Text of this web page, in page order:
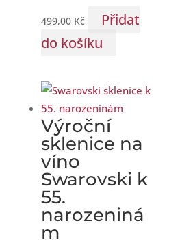
499,00 Kč
Přidat
do košíku
Výroční
sklenice na
víno
Swarovski k
55.
narozeniná
m